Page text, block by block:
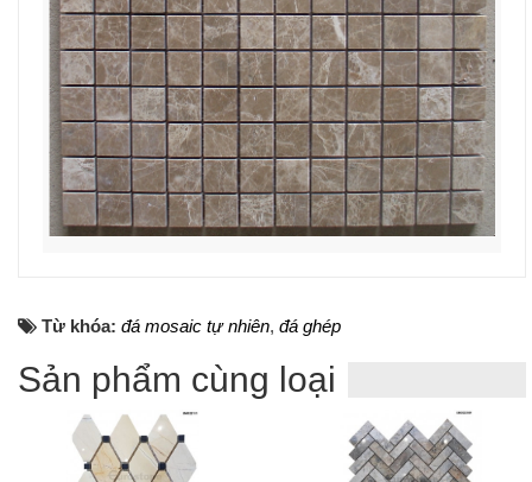
Từ khóa: đá mosaic tự nhiên, đá ghép
Sản phẩm cùng loại